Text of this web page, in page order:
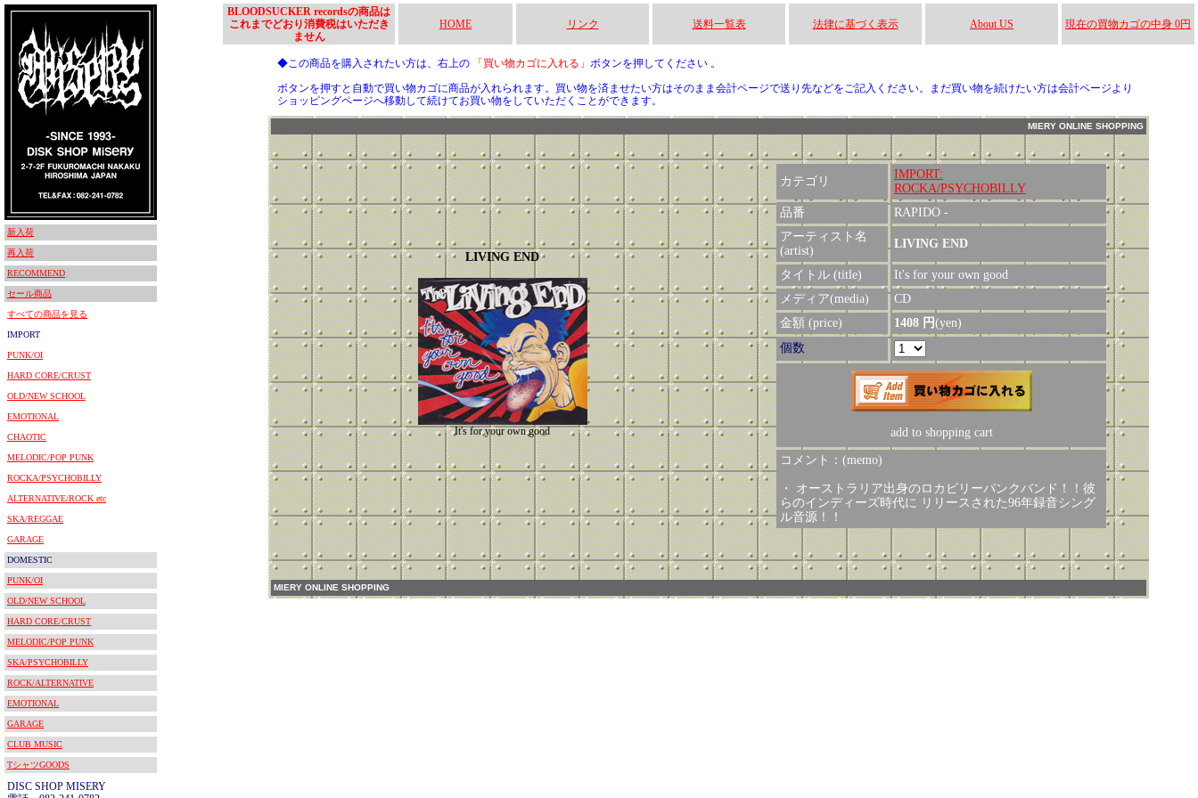
新入荷
再入荷
RECOMMEND
セール商品
すべての商品を見る
IMPORT
PUNK/OI
HARD CORE/CRUST
OLD/NEW SCHOOL
EMOTIONAL
CHAOTIC
MELODIC/POP PUNK
ROCKA/PSYCHOBILLY
ALTERNATIVE/ROCK etc
SKA/REGGAE
GARAGE
DOMESTIC
PUNK/OI
OLD/NEW SCHOOL
HARD CORE/CRUST
MELODIC/POP PUNK
SKA/PSYCHOBILLY
ROCK/ALTERNATIVE
EMOTIONAL
GARAGE
CLUB MUSIC
TシャツGOODS
DISC SHOP MISERY
BLOODSUCKER recordsの商品は
これまでどおり消費税はいただき
ません
HOME リンク 送料一覧表 法律に基づく表示 About US 現在の買物カゴの中身 0円
◆この商品を購入されたい方は、右上の 「買い物カゴに入れる」 ボタンを押してください 。
ボタンを押すと自動で買い物カゴに商品が入れられます。買い物を済ませたい方はそのまま会計ページで送り先などをご記入ください。まだ買い物を続けたい方は会計ページより
ショッピングページへ移動して続けてお買い物をしていただくことができます。
MIERY ONLINE SHOPPING
LIVING END
It's for your own good
カテゴリ
IMPORT:
ROCKA/PSYCHOBILLY
品番
RAPIDO -
アーティスト名
(artist)
LIVING END
タイトル (title)
It's for your own good
メディア(media)
CD
金額 (price)
1408 円(yen)
個数
add to shopping cart
コメント：(memo)
・ オーストラリア出身のロカビリーパンクバンド！！彼
らのインディーズ時代に リリースされた96年録音シング
ル音源！！
MIERY ONLINE SHOPPING